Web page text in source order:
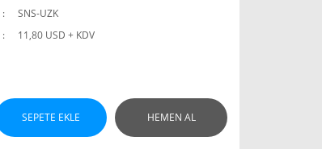
SNS-UZK
11,80 USD + KDV
SEPETE EKLE HEMEN AL